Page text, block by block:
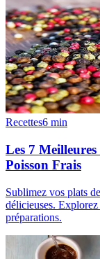
Recettes6 min
Les 7
Poisson Frais
Sublimez vos plats
délicieuses. Explorez
préparations.